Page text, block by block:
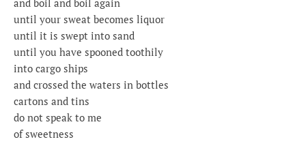
until your sweat becomes liquor
until it is swept into sand
until you have spooned toothily
into cargo ships
and crossed the waters in bottles
cartons and tins
do not speak to me
of sweetness